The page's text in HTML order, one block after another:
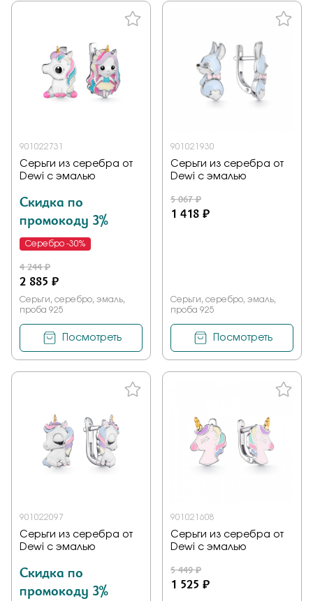
901022731
Серьги из серебра от
Dewi с эмалью
Скидка по
промокоду 3%
Серебро -30%
4 244 ₽
2 885 ₽
Серьги, серебро, эмаль,
проба 925
Посмотреть
901021930
Серьги из серебра от
Dewi с эмалью
5 067 ₽
1 418 ₽
Серьги, серебро, эмаль,
проба 925
Посмотреть
901022097
Серьги из серебра от
Dewi с эмалью
Скидка по
промокоду 3%
901021608
Серьги из серебра от
Dewi с эмалью
5 449 ₽
1 525 ₽